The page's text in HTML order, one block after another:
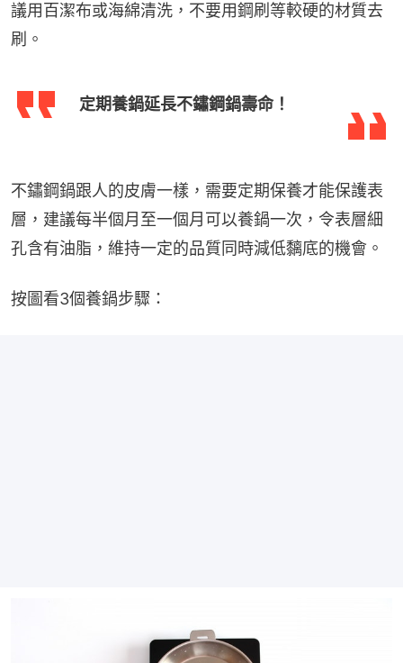
議用百潔布或海綿清洗，不要用鋼刷等較硬的材質去
刷。
定期養鍋延長不鏽鋼鍋壽命！
不鏽鋼鍋跟人的皮膚一樣，需要定期保養才能保護表
層，建議每半個月至一個月可以養鍋一次，令表層細
孔含有油脂，維持一定的品質同時減低黐底的機會。
按圖看3個養鍋步驟：